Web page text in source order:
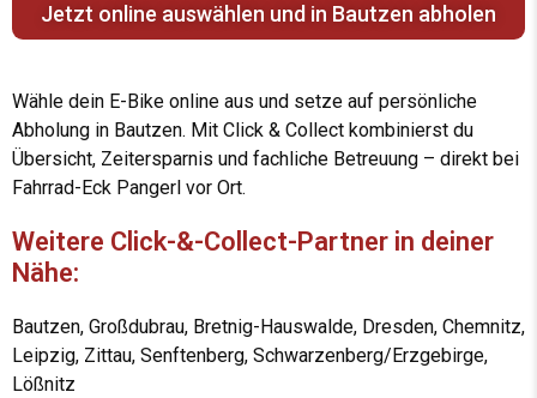
Jetzt online auswählen und in Bautzen abholen
Wähle dein E-Bike online aus und setze auf persönliche
Abholung in Bautzen. Mit Click & Collect kombinierst du
Übersicht, Zeitersparnis und fachliche Betreuung – direkt bei
Fahrrad-Eck Pangerl vor Ort.
Weitere Click-&-Collect-Partner in deiner
Nähe:
Bautzen, Großdubrau, Bretnig-Hauswalde, Dresden, Chemnitz,
Leipzig, Zittau, Senftenberg, Schwarzenberg/Erzgebirge,
Lößnitz